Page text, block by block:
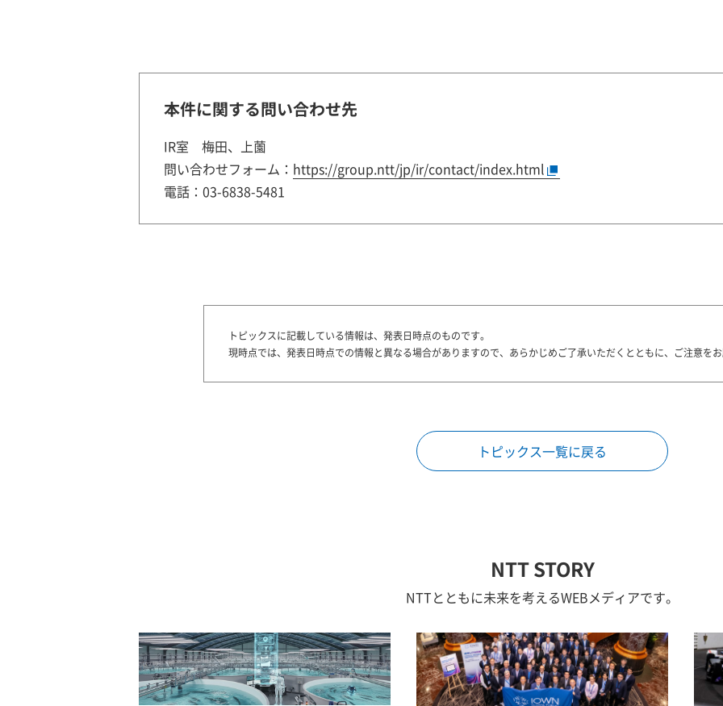
本件に関する問い合わせ先
IR室 梅田、上薗
問い合わせフォーム： https://group.ntt/jp/ir/contact/index.html
電話：03-6838-5481
トピックスに記載している情報は、発表日時点のものです。
現時点では、発表日時点での情報と異なる場合がありますので、あらかじめご了承いただくとともに、ご注意をお
トピックス一覧に戻る
NTT STORY
NTTとともに未来を考えるWEBメディアです。